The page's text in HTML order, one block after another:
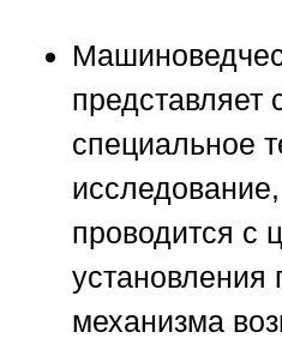
представляет
специальное
проводится с
установления
механизма